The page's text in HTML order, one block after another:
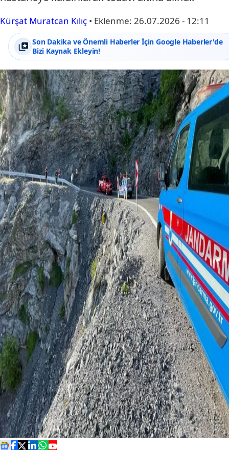
Kürşat Muratcan Kılıç • Eklenme: 26.07.2026 - 12:11
Son Dakika ve Önemli Haberler İçin Google Haberler'de
Bizi Kaynak Ekleyin!